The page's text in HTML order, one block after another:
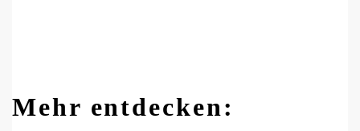
Mehr entdecken: